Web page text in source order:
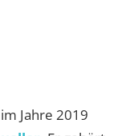
Jahre 2019